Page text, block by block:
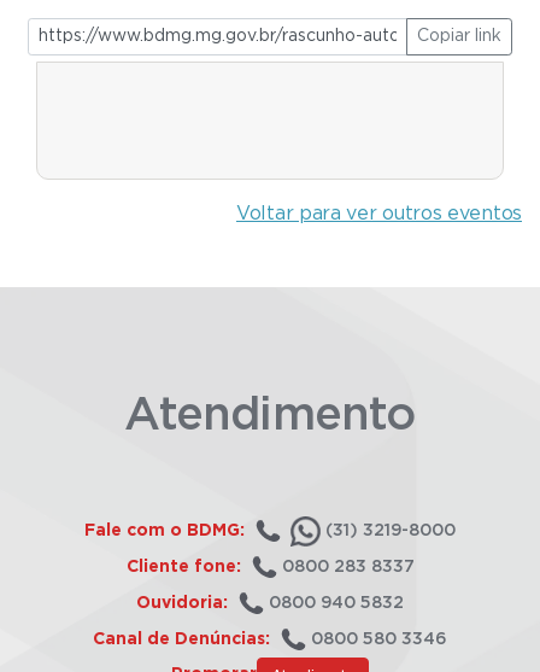
Copiar link
Voltar para ver outros eventos
Atendimento
Fale com o BDMG: (31) 3219-8000
Cliente fone: 0800 283 8337
Ouvidoria: 0800 940 5832
Canal de Denúncias: 0800 580 3346